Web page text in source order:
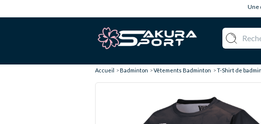
Une
Accueil Badminton Vêtements Badminton T-Shirt de